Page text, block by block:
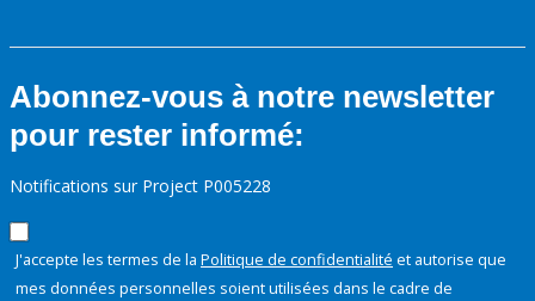
Abonnez-vous à notre newsletter
pour rester informé:
Notifications sur Project P005228
J'accepte les termes de la Politique de confidentialité et autorise que
mes données personnelles soient utilisées dans le cadre de